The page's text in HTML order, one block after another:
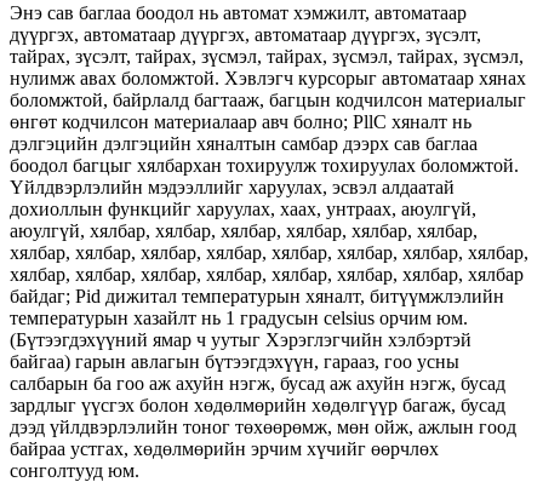
Энэ сав баглаа боодол нь автомат хэмжилт, автоматаар
дүүргэх, автоматаар дүүргэх, автоматаар дүүргэх, зүсэлт,
тайрах, зүсэлт, тайрах, зүсмэл, тайрах, зүсмэл, тайрах, зүсмэл,
нулимж авах боломжтой. Хэвлэгч курсорыг автоматаар хянах
боломжтой, байрлалд багтааж, багцын кодчилсон материалыг
өнгөт кодчилсон материалаар авч болно; PllC хяналт нь
дэлгэцийн дэлгэцийн хяналтын самбар дээрх сав баглаа
боодол багцыг хялбархан тохируулж тохируулах боломжтой.
Үйлдвэрлэлийн мэдээллийг харуулах, эсвэл алдаатай
дохиоллын функцийг харуулах, хаах, унтраах, аюулгүй,
аюулгүй, хялбар, хялбар, хялбар, хялбар, хялбар, хялбар,
хялбар, хялбар, хялбар, хялбар, хялбар, хялбар, хялбар, хялбар,
хялбар, хялбар, хялбар, хялбар, хялбар, хялбар, хялбар, хялбар
байдаг; Pid дижитал температурын хяналт, битүүмжлэлийн
температурын хазайлт нь 1 градусын celsius орчим юм.
(Бүтээгдэхүүний ямар ч уутыг Хэрэглэгчийн хэлбэртэй
байгаа) гарын авлагын бүтээгдэхүүн, гарааз, гоо усны
салбарын ба гоо аж ахуйн нэгж, бусад аж ахуйн нэгж, бусад
зардлыг үүсгэх болон хөдөлмөрийн хөдөлгүүр багаж, бусад
дээд үйлдвэрлэлийн тоног төхөөрөмж, мөн ойж, ажлын гоод
байраа устгах, хөдөлмөрийн эрчим хүчийг өөрчлөх
сонголтууд юм.